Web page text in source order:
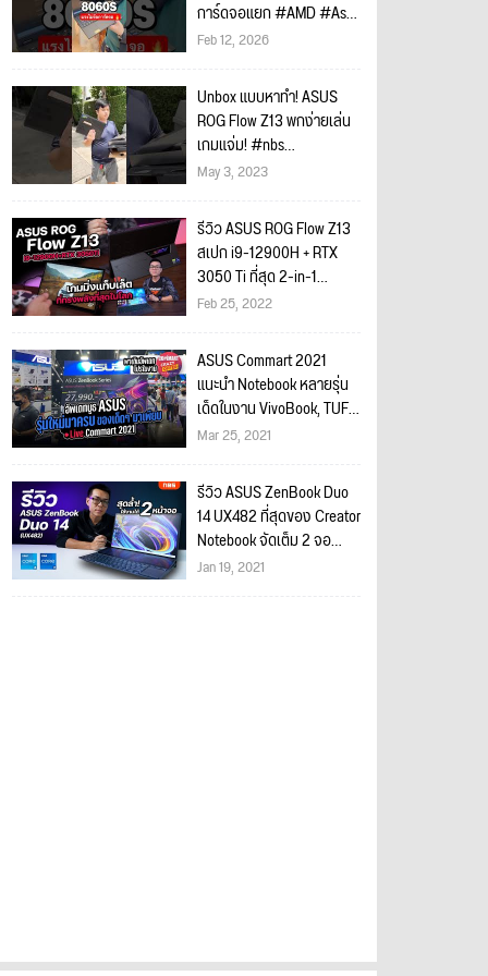
การ์ดจอแยก #AMD #Asus
#TUFGaming
Feb 12, 2026
Unbox แบบหาทำ! ASUS
ROG Flow Z13 พกง่ายเล่น
เกมแจ่ม! #nbs
#notebookspec
#asus
May 3, 2023
รีวิว ASUS ROG Flow Z13
สเปก i9-12900H + RTX
3050 Ti ที่สุด 2-in-1
Gaming Notebook ทรง
Feb 25, 2022
ASUS Commart 2021
แนะนำ Notebook หลายรุ่น
เด็ดในงาน VivoBook, TUF
Gaming, ZenBook, ROG
Mar 25, 2021
รีวิว ASUS ZenBook Duo
14 UX482 ที่สุดของ Creator
Notebook จัดเต็ม 2 จอ
สเปก Core i Gen 11 แรง
Jan 19, 2021